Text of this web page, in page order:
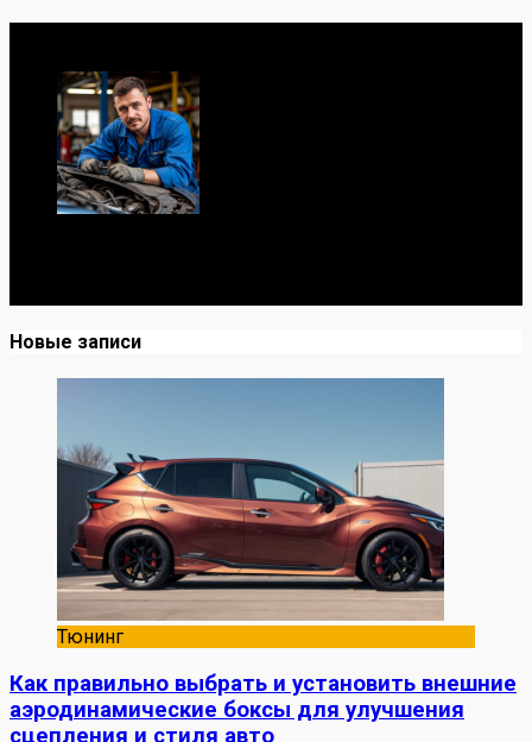
Новые записи
Тюнинг
Как правильно выбрать и установить внешние
аэродинамические боксы для улучшения
сцепления и стиля авто